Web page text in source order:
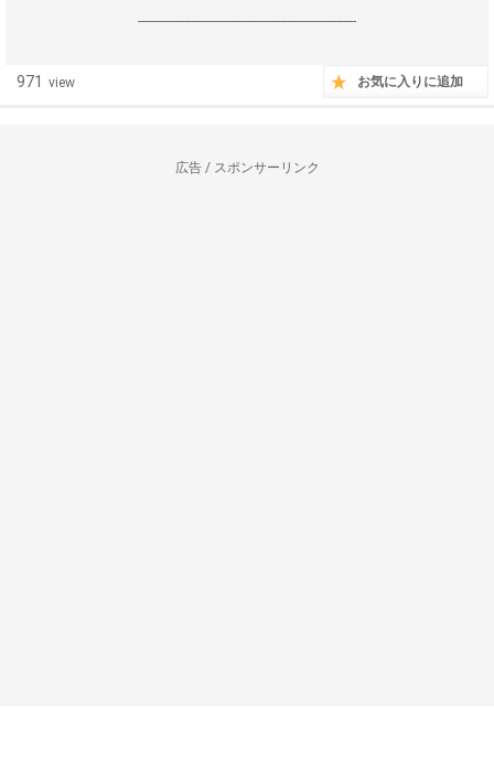
------------------------------------------------------------------
971 view お気に入りに追加
広告 / スポンサーリンク